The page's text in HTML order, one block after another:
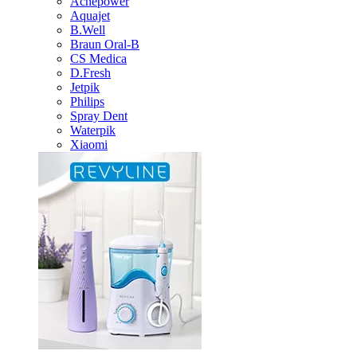
Aquajet
B.Well
Braun Oral-B
CS Medica
D.Fresh
Jetpik
Philips
Spray Dent
Waterpik
Xiaomi